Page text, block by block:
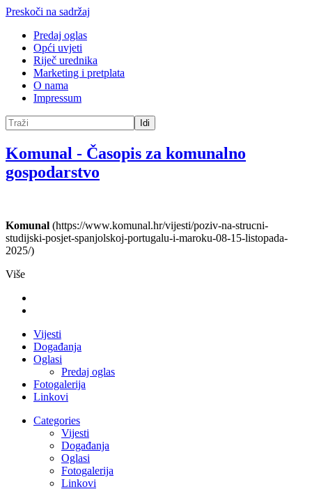
Preskoči na sadržaj
Predaj oglas
Opći uvjeti
Riječ urednika
Marketing i pretplata
O nama
Impressum
Idi
Komunal - Časopis za komunalno
gospodarstvo
Komunal (https://www.komunal.hr/vijesti/poziv-na-strucni-
studijski-posjet-spanjolskoj-portugalu-i-maroku-08-15-listopada-
2025/)
Više
Vijesti
Događanja
Oglasi
Predaj oglas
Fotogalerija
Linkovi
Categories
Vijesti
Događanja
Oglasi
Fotogalerija
Linkovi